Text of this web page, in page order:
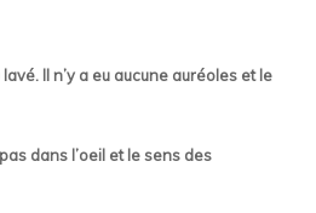
Il n’y a eu aucune auréoles et le
dans l’oeil et le sens des